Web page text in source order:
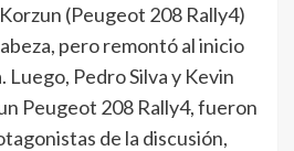
(Peugeot 208 Rally4)
pero remontó al inicio
Luego, Pedro Silva y Kevin
Peugeot 208 Rally4, fueron
de la discusión,